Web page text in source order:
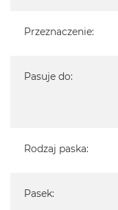
Przeznaczenie:
Pasuje do:
Rodzaj paska:
Pasek: